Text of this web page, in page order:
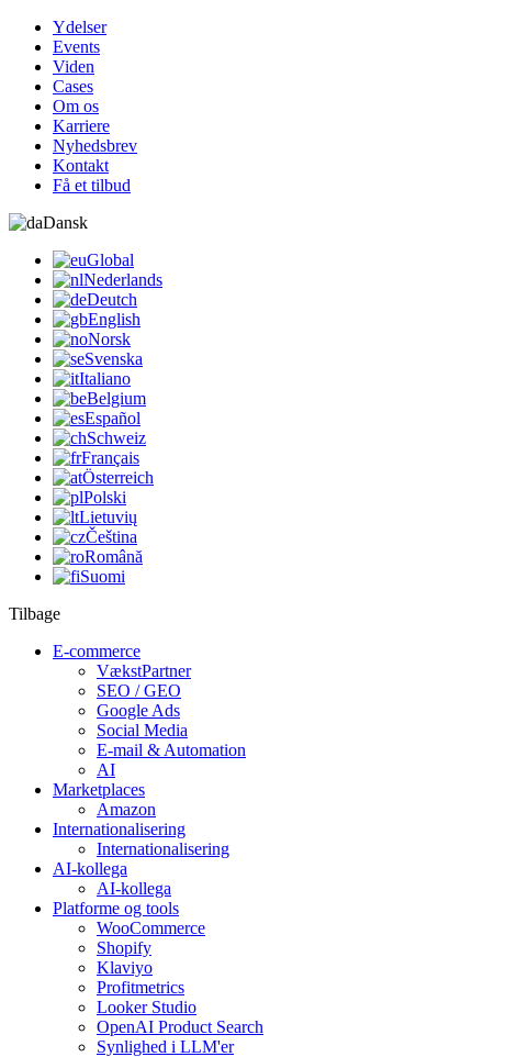
Ydelser
Events
Viden
Cases
Om os
Karriere
Nyhedsbrev
Kontakt
Få et tilbud
Dansk
Global
Nederlands
Deutch
English
Norsk
Svenska
Italiano
Belgium
Español
Schweiz
Français
Österreich
Polski
Lietuvių
Čeština
Română
Suomi
Tilbage
E-commerce
VækstPartner
SEO / GEO
Google Ads
Social Media
E-mail & Automation
AI
Marketplaces
Amazon
Internationalisering
Internationalisering
AI-kollega
AI-kollega
Platforme og tools
WooCommerce
Shopify
Klaviyo
Profitmetrics
Looker Studio
OpenAI Product Search
Synlighed i LLM'er